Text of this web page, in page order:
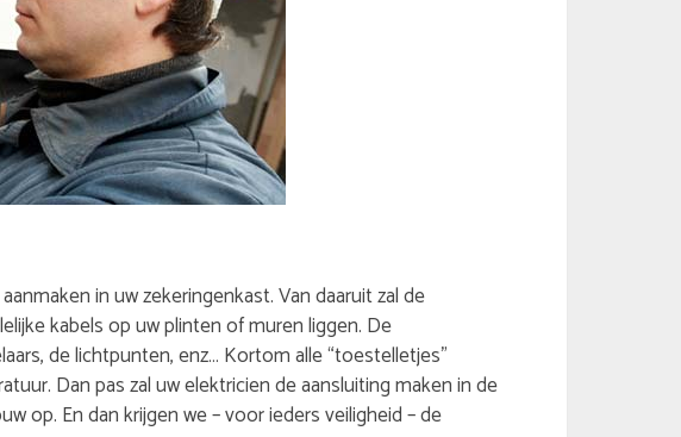
in uw zekeringenkast. Van daaruit zal de
kabels op uw plinten of muren liggen. De
de lichtpunten, enz… Kortom alle “toestelletjes”
Dan pas zal uw elektricien de aansluiting maken in de
op. En dan krijgen we – voor ieders veiligheid – de